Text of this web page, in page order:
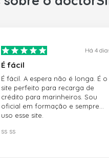
Há 4
É fácil
É fácil. A espera não é longa. É o
site perfeito para recarga de
crédito para marinheiros. Sou
oficial em formação e sempre
uso esse site.
ss ss